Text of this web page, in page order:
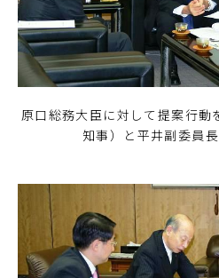
原口総務大臣に対して提案行動
知事）と平井副委員